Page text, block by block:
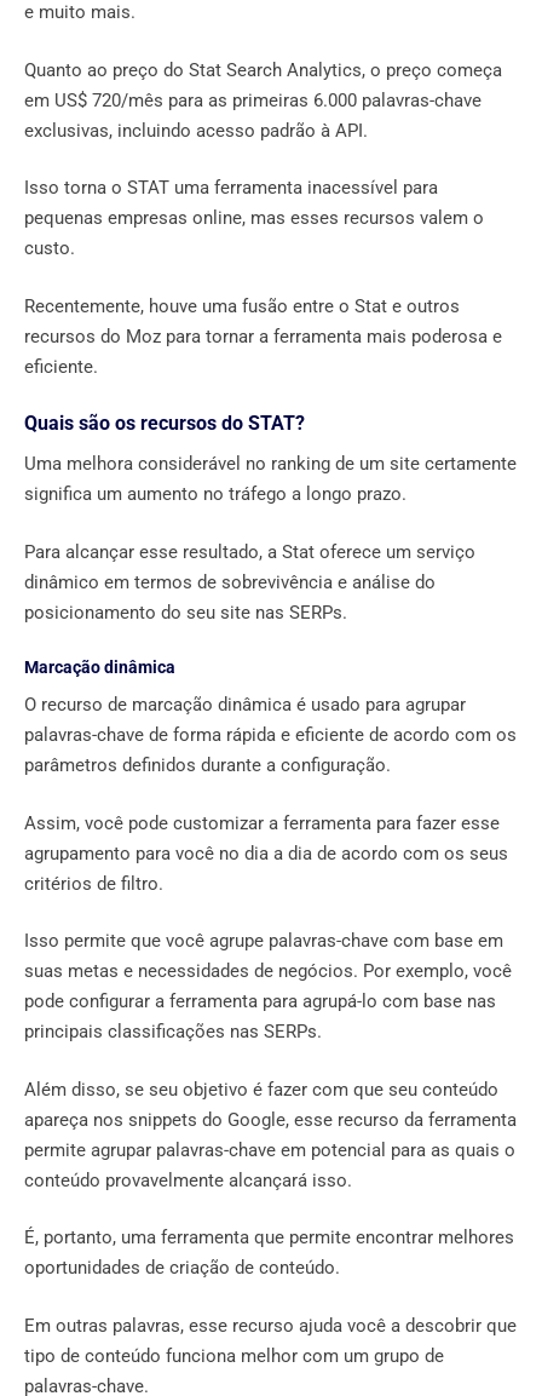
e muito mais.
Quanto ao preço do Stat Search Analytics, o preço começa
em US$ 720/mês para as primeiras 6.000 palavras-chave
exclusivas, incluindo acesso padrão à API.
Isso torna o STAT uma ferramenta inacessível para
pequenas empresas online, mas esses recursos valem o
custo.
Recentemente, houve uma fusão entre o Stat e outros
recursos do Moz para tornar a ferramenta mais poderosa e
eficiente.
Quais são os recursos do STAT?
Uma melhora considerável no ranking de um site certamente
significa um aumento no tráfego a longo prazo.
Para alcançar esse resultado, a Stat oferece um serviço
dinâmico em termos de sobrevivência e análise do
posicionamento do seu site nas SERPs.
Marcação dinâmica
O recurso de marcação dinâmica é usado para agrupar
palavras-chave de forma rápida e eficiente de acordo com os
parâmetros definidos durante a configuração.
Assim, você pode customizar a ferramenta para fazer esse
agrupamento para você no dia a dia de acordo com os seus
critérios de filtro.
Isso permite que você agrupe palavras-chave com base em
suas metas e necessidades de negócios. Por exemplo, você
pode configurar a ferramenta para agrupá-lo com base nas
principais classificações nas SERPs.
Além disso, se seu objetivo é fazer com que seu conteúdo
apareça nos snippets do Google, esse recurso da ferramenta
permite agrupar palavras-chave em potencial para as quais o
conteúdo provavelmente alcançará isso.
É, portanto, uma ferramenta que permite encontrar melhores
oportunidades de criação de conteúdo.
Em outras palavras, esse recurso ajuda você a descobrir que
tipo de conteúdo funciona melhor com um grupo de
palavras-chave.